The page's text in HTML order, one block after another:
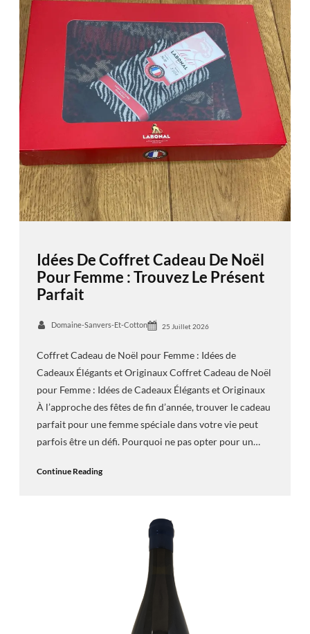
Idées De Coffret Cadeau De Noël
Pour Femme : Trouvez Le Présent
Parfait
Domaine-Sanvers-Et-Cotton 25 Juillet 2026
Coffret Cadeau de Noël pour Femme : Idées de
Cadeaux Élégants et Originaux Coffret Cadeau de Noël
pour Femme : Idées de Cadeaux Élégants et Originaux
À l’approche des fêtes de fin d’année, trouver le cadeau
parfait pour une femme spéciale dans votre vie peut
parfois être un défi. Pourquoi ne pas opter pour un…
Continue Reading